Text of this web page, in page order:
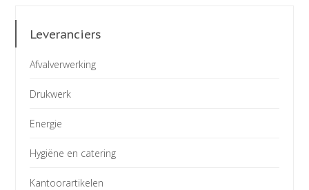
Leveranciers
Afvalverwerking
Drukwerk
Energie
Hygiëne en catering
Kantoorartikelen